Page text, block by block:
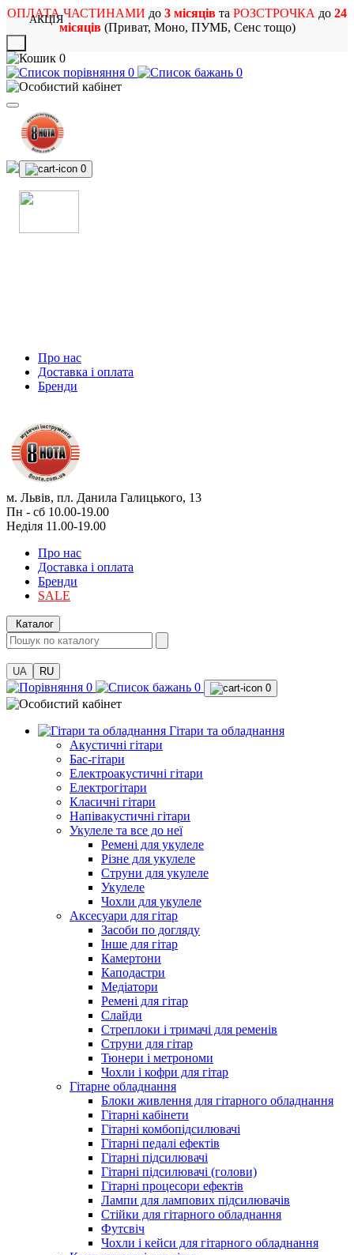
ОПЛАТА ЧАСТИНАМИ до 3 місяців та РОЗСТРОЧКА до 24
місяців(Приват, Моно, ПУМБ, Сенс тощо)
0
0
0
0
Про нас
Доставка і оплата
Бренди
м. Львів, пл. Данила Галицького, 13
Пн - сб 10.00-19.00
Неділя 11.00-19.00
Про нас
Доставка і оплата
Бренди
SALE
Каталог
UA RU
0 0 0
Гітари та обладнання
Акустичні гітари
Бас-гітари
Електроакустичні гітари
Електрогітари
Класичні гітари
Напівакустичні гітари
Укулеле та все до неї
Ремені для укулеле
Різне для укулеле
Струни для укулеле
Укулеле
Чохли для укулеле
Аксесуари для гітар
Засоби по догляду
Інше для гітар
Камертони
Каподастри
Медіатори
Ремені для гітар
Слайди
Стреплоки і тримачі для ременів
Струни для гітар
Тюнери і метрономи
Чохли і кофри для гітар
Гітарне обладнання
Блоки живлення для гітарного обладнання
Гітарні кабінети
Гітарні комбопідсилювачі
Гітарні педалі ефектів
Гітарні підсилювачі
Гітарні підсилювачі (голови)
Гітарні процесори ефектів
Лампи для лампових підсилювачів
Стійки для гітарного обладнання
Футсвіч
Чохли і кейси для гітарного обладнання
АКЦІЯ